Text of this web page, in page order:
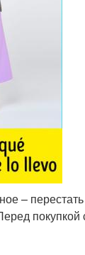
– перестать
покупкой